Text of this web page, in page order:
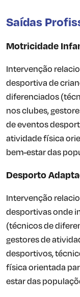
Saídas
Motricidade
Intervenção
desportiva de
diferenciados
nos clubes,
de eventos
atividade física
bem-estar das
Desporto
Intervenção
desportivas onde
(técnicos de
gestores de
desportivos,
física orientada
estar das